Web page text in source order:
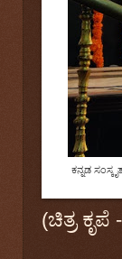
ಕನ್ನಡ
(ಚಿತ್ರ